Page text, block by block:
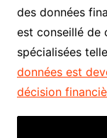
des données
est conseillé de
spécialisées
données est
décision